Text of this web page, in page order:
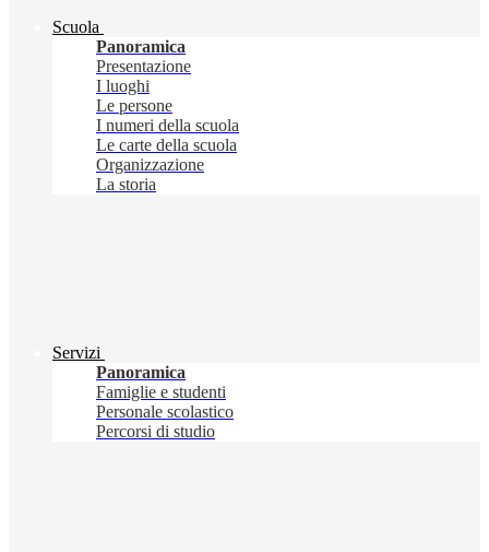
Scuola
Panoramica
Presentazione
I luoghi
Le persone
I numeri della scuola
Le carte della scuola
Organizzazione
La storia
Servizi
Panoramica
Famiglie e studenti
Personale scolastico
Percorsi di studio